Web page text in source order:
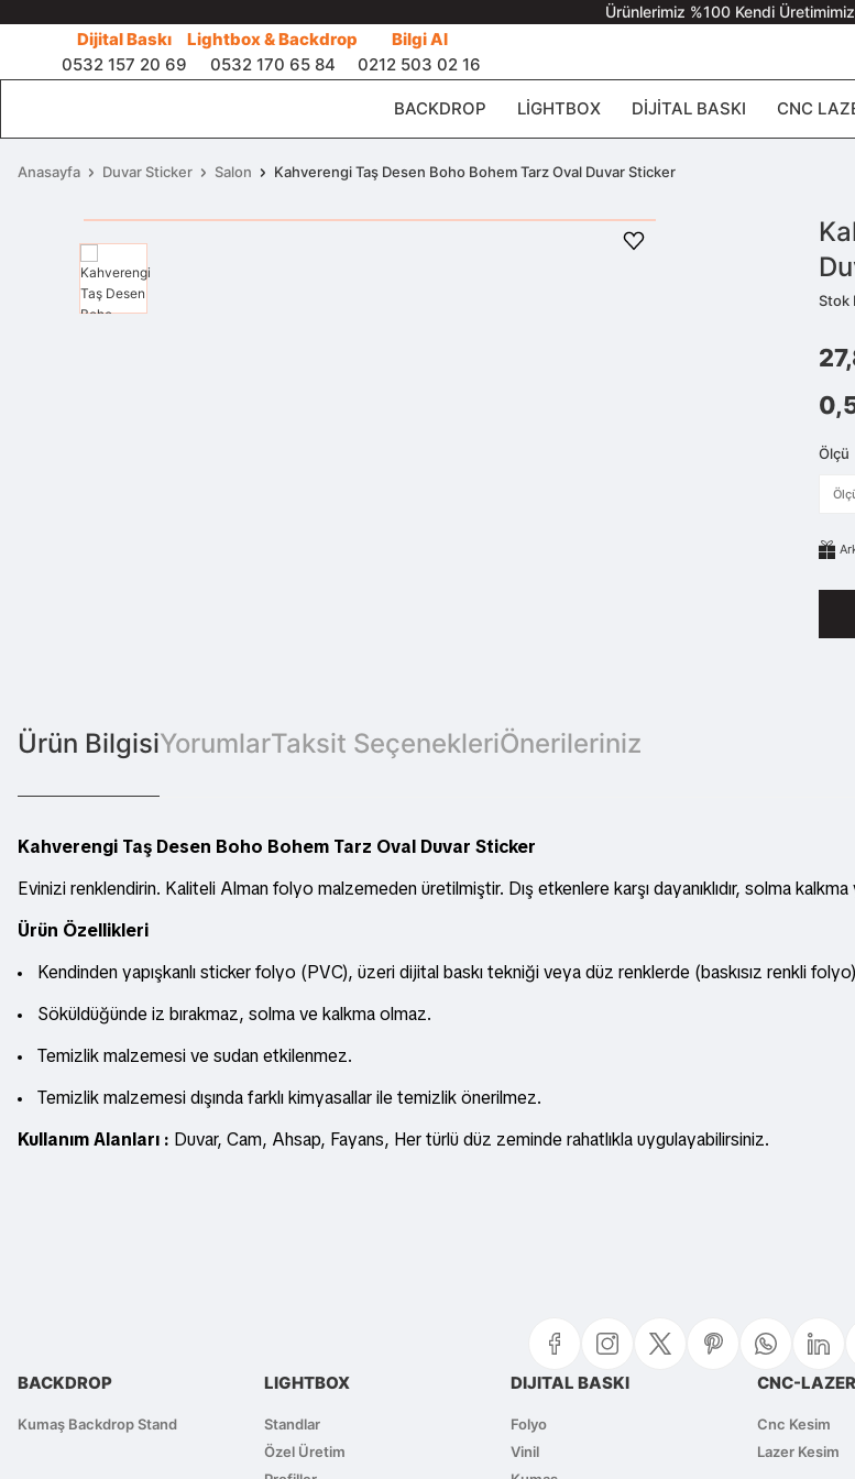
Ürünlerimiz %100 Kendi
Dijital Baskı
0532 157 20 69
Lightbox & Backdrop
0532 170 65 84
Bilgi Al
0212 503 02 16
BACKDROP LIGHTBOX DIJITAL BASKI CNC
Anasayfa Duvar Sticker Salon Kahverengi Taş Desen Boho Bohem Tarz Oval Duvar Sticker
Stok
Ölçü
Ürün BilgisiYorumlarTaksit SeçenekleriÖnerileriniz
Kahverengi Taş Desen Boho Bohem Tarz Oval Duvar Sticker
Evinizi renklendirin. Kaliteli Alman folyo malzemeden üretilmiştir. Dış etkenlere karşı dayanıklıdır, solma
Ürün Özellikleri
Kendinden yapışkanlı sticker folyo (PVC), üzeri dijital baskı tekniği veya düz renklerde (baskısız renkli
Söküldüğünde iz bırakmaz, solma ve kalkma olmaz.
Temizlik malzemesi ve sudan etkilenmez.
Temizlik malzemesi dışında farklı kimyasallar ile temizlik önerilmez.
Kullanım Alanları : Duvar, Cam, Ahsap, Fayans, Her türlü düz zeminde rahatlıkla uygulayabilirsiniz.
Ürün fiyatı diğer sitelerden daha pahalı.
Bu ürüne benzer farklı alternatifler olmalı.
BACKDROP
Kumaş Backdrop Stand
LIGHTBOX
Standlar
Özel Üretim
DIJITAL BASKI
Folyo
Vinil
CNC-
Cnc Kesim
Lazer Kesim